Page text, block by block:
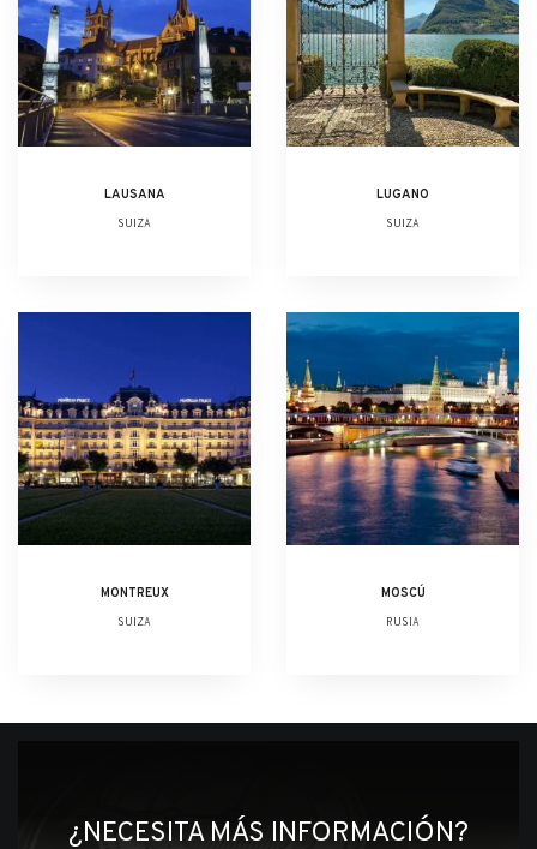
LAUSANA
SUIZA
LUGANO
SUIZA
MONTREUX
SUIZA
MOSCÚ
RUSIA
¿NECESITA MÁS INFORMACIÓN?